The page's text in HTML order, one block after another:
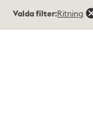
träffar
Valda filter:Ritning